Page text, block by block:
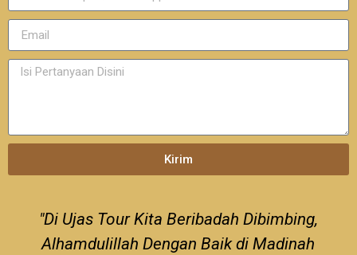
Kirim
"Di Ujas Tour Kita Beribadah Dibimbing,
Alhamdulillah Dengan Baik di Madinah